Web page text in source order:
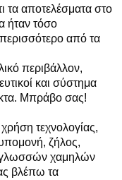
τα αποτελέσματα στο
ήταν τόσο
από τα
περιβάλλον,
και σύστημα
Μπράβο σας!
τεχνολογίας,
ζήλος,
γλωσσών χαμηλών
βλέπω τα